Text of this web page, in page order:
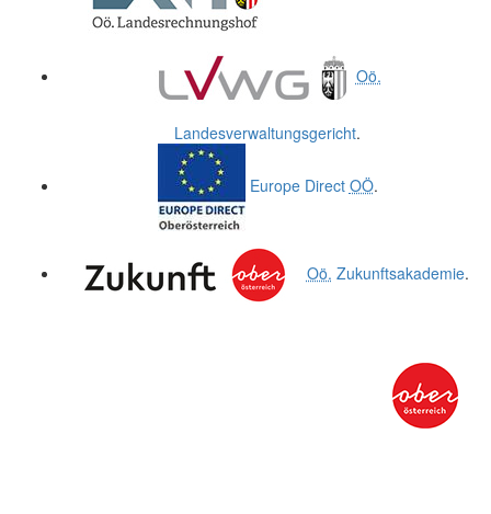
Oö.
Landesverwaltungsgericht.
Europe Direct OÖ.
Oö. Zukunftsakademie.